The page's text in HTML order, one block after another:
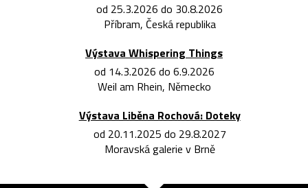
od 25.3.2026 do 30.8.2026
Příbram, Česká republika
Výstava Whispering Things
od 14.3.2026 do 6.9.2026
Weil am Rhein, Německo
Výstava Liběna Rochová: Doteky
od 20.11.2025 do 29.8.2027
Moravská galerie v Brně